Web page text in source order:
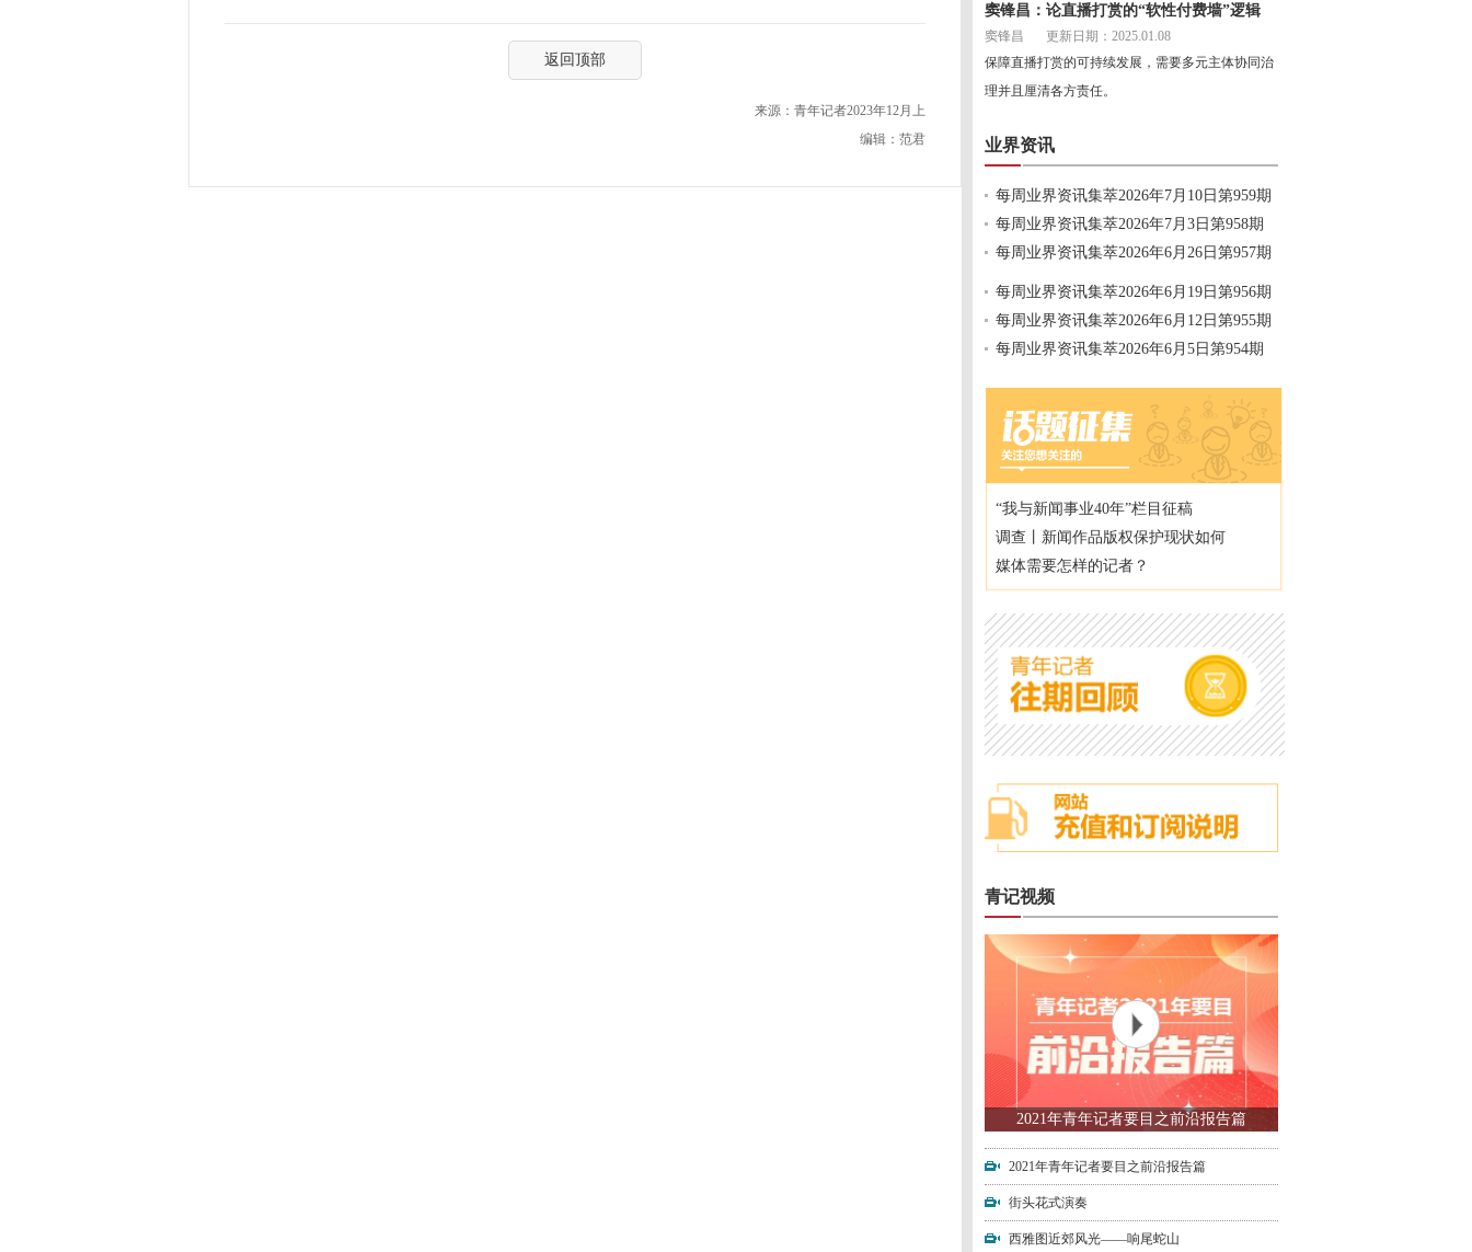
返回顶部
来源：青年记者2023年12月上
编辑：范君
窦锋昌：论直播打赏的“软性付费墙”逻辑
窦锋昌
更新日期：2025.01.08
保障直播打赏的可持续发展，需要多元主体协同治
理并且厘清各方责任。
业界资讯
每周业界资讯集萃2026年7月10日第959期
每周业界资讯集萃2026年7月3日第958期
每周业界资讯集萃2026年6月26日第957期
每周业界资讯集萃2026年6月19日第956期
每周业界资讯集萃2026年6月12日第955期
每周业界资讯集萃2026年6月5日第954期
“我与新闻事业40年”栏目征稿
调查丨新闻作品版权保护现状如何
媒体需要怎样的记者？
青记视频
2021年青年记者要目之前沿报告篇
2021年青年记者要目之前沿报告篇
街头花式演奏
西雅图近郊风光——响尾蛇山